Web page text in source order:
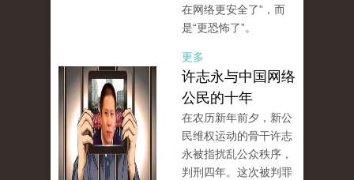
在网络更安全了”，而
是“更恐怖了”。
更多
许志永与中国网络
公民的十年
在农历新年前夕，新公
民维权运动的骨干许志
永被指扰乱公众秩序，
判刑四年。这次被判罪